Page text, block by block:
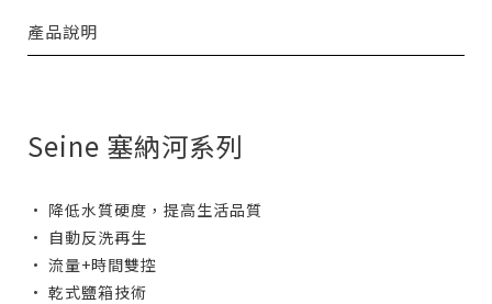
產品說明
Seine 塞納河系列
• 降低水質硬度，提高生活品質
• 自動反洗再生
• 流量+時間雙控
• 乾式鹽箱技術